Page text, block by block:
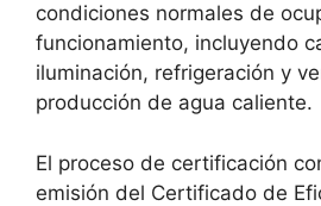
condiciones normales de
funcionamiento, incluyendo
iluminación, refrigeración y
producción de agua caliente.
El proceso de certificación
emisión del Certificado de